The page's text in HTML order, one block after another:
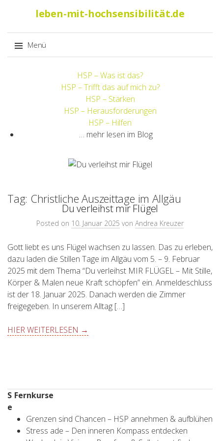
leben-mit-hochsensibilität.de
Menü
HSP – Was ist das?
HSP – Trifft das auf mich zu?
HSP – Stärken
HSP – Herausforderungen
HSP – Hilfen
… mehr lesen im Blog
Tag: Christliche Auszeittage im Allgäu
Du verleihst mir Flügel
Posted on 10. Januar 2025 von Andrea Kreuzer
Gott liebt es uns Flügel wachsen zu lassen. Das zu erleben,
dazu laden die Stillen Tage im Allgäu vom 5. – 9. Februar
2025 mit dem Thema “Du verleihst MIR FLÜGEL – Mit Stille,
Körper & Malen neue Kraft schöpfen” ein. Anmeldeschluss
ist der 18. Januar 2025. Danach werden die Zimmer
freigegeben. In unserem Alltag […]
HIER WEITERLESEN →
Fernkurse
Grenzen sind Chancen – HSP annehmen & aufblühen
Stress ade – Den inneren Kompass entdecken
S
e